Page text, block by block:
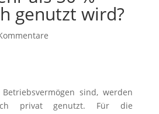
genutzt wird?
sind, werden
privat genutzt. Für die